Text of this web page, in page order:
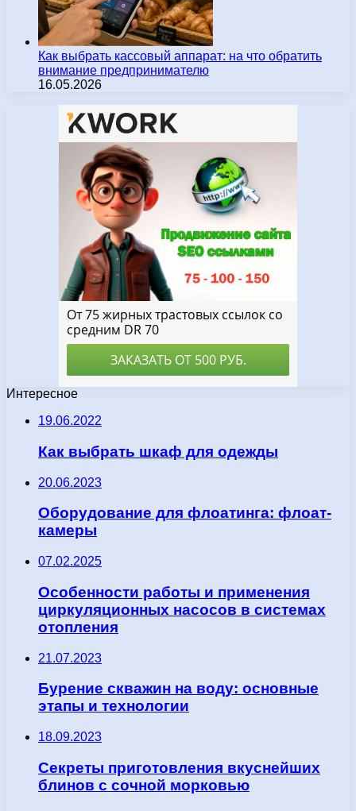
Как выбрать кассовый аппарат: на что обратить
внимание предпринимателю
16.05.2026
Интересное
19.06.2022
Как выбрать шкаф для одежды
20.06.2023
Оборудование для флоатинга: флоат-
камеры
07.02.2025
Особенности работы и применения
циркуляционных насосов в системах
отопления
21.07.2023
Бурение скважин на воду: основные
этапы и технологии
18.09.2023
Секреты приготовления вкуснейших
блинов с сочной морковью